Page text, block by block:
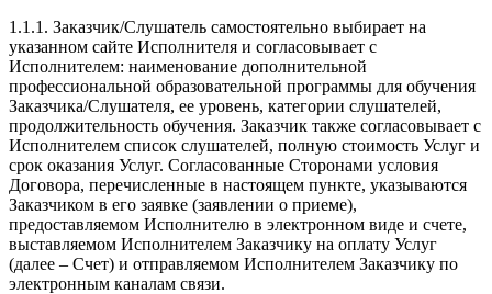
1.1.1. Заказчик/Слушатель самостоятельно выбирает на
указанном сайте Исполнителя и согласовывает с
Исполнителем: наименование дополнительной
профессиональной образовательной программы для обучения
Заказчика/Слушателя, ее уровень, категории слушателей,
продолжительность обучения. Заказчик также согласовывает с
Исполнителем список слушателей, полную стоимость Услуг и
срок оказания Услуг. Согласованные Сторонами условия
Договора, перечисленные в настоящем пункте, указываются
Заказчиком в его заявке (заявлении о приеме),
предоставляемом Исполнителю в электронном виде и счете,
выставляемом Исполнителем Заказчику на оплату Услуг
(далее – Счет) и отправляемом Исполнителем Заказчику по
электронным каналам связи.